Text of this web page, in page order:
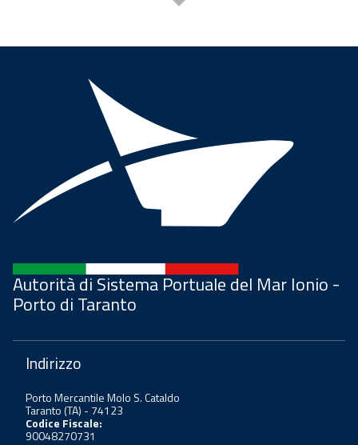
Autorità di Sistema Portuale del Mar Ionio -
Porto di Taranto
Indirizzo
Porto Mercantile Molo S. Cataldo
Taranto (TA) - 74123
Codice Fiscale:
90048270731